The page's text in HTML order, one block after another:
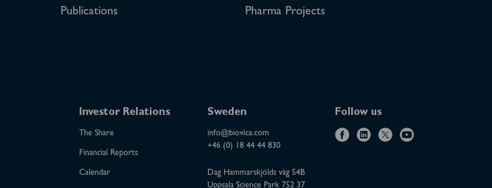
Publications Pharma Projects
Investor Relations
The Share
Financial Reports
Calendar
Sweden
info@biovica.com
+46 (0) 18 44 44 830
Dag Hammarskjölds väg 54B
Uppsala Science Park 752 37
Follow us
f
l
x
y